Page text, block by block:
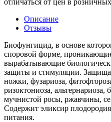
Описание
Отзывы
Биофунгицид, в основе
споровой форме,
вырабатывающие
защиты и стимуляции.
ножки, фузариоза,
ризоктониоза, альтернариоза,
мучнистой росы, ржавчины,
Содержит эликсир
питания.